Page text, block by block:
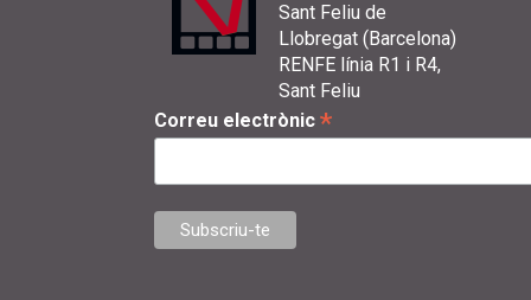
Sant Feliu de
Llobregat (Barcelona)
RENFE línia R1 i R4,
Sant Feliu
Correu electrònic *